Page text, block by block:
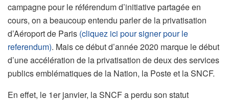
campagne pour le référendum d’initiative partagée en
cours, on a beaucoup entendu parler de la privatisation
d’Aéroport de Paris (cliquez ici pour signer pour le
referendum). Mais ce début d’année 2020 marque le début
d’une accélération de la privatisation de deux des services
publics emblématiques de la Nation, la Poste et la SNCF.
En effet, le 1er janvier, la SNCF a perdu son statut